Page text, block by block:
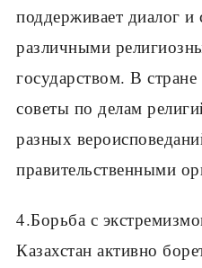
поддерживает диалог
различными
государством. В
советы по делам
разных
правительственными
4.Борьба с
Казахстан активно